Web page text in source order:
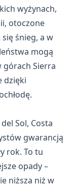
wyżynach,
otoczone
śnieg, a w
mogą
górach Sierra
dzięki
Sol, Costa
gwarancją
rok. To tu
opady –
niższa niż w